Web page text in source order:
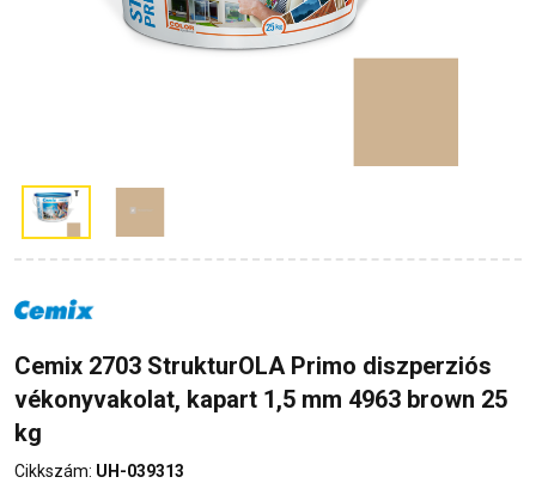
Cemix 2703 StrukturOLA Primo diszperziós
vékonyvakolat, kapart 1,5 mm 4963 brown 25
kg
Cikkszám: UH-039313